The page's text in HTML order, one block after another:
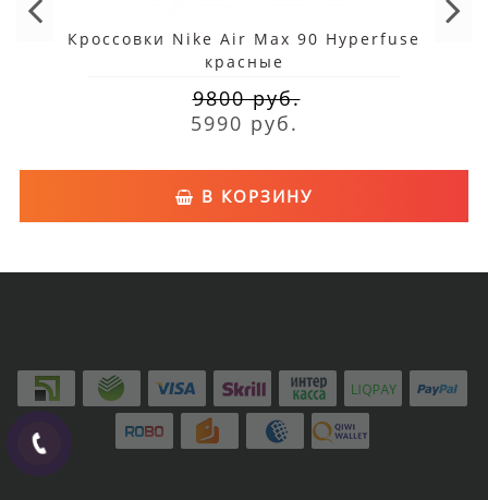
Кроссовки Nike Air Max 90 Hyperfuse
красные
9800 руб.
5990 руб.
В КОРЗИНУ